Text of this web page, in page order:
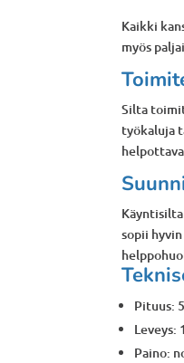
Kaikki
myös
Silta
työkaluja
sopii
Pituus:
Leveys:
Paino: